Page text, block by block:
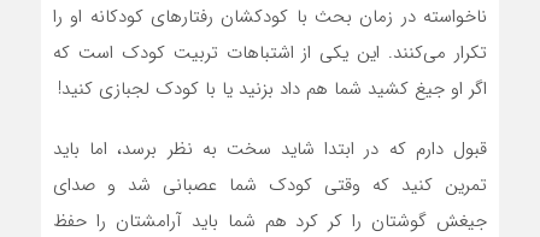
ناخواسته در زمان بحث با کودکشان رفتار‌های کودکانه او را
تکرار می‌کنند. این یکی از اشتباهات تربیت کودک است که
اگر او جیغ کشید شما هم داد بزنید یا با کودک لجبازی کنید!
قبول دارم که در ابتدا شاید سخت به نظر برسد، اما باید
تمرین کنید که وقتی کودک شما عصبانی شد و صدای
جیغش گوشتان را کر کرد هم شما باید آرامشتان را حفظ